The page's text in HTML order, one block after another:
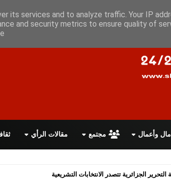
اتفاقية الاستخدام أعلن معانا اتصل بنا اقرأ الصحيفة PDF
مال وأعمال مجتمع مقالات الرأي
يعلن استقالته من رئاسة الحكومة البريطانية
its services and to analyze traffic. Your IP
and security metrics to ensure quality of